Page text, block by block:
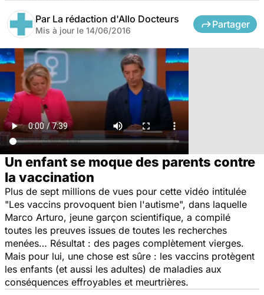
Par La rédaction d'Allo Docteurs
Mis à jour le 14/06/2016
Partager
Un enfant se moque des parents contre
la vaccination
Plus de sept millions de vues pour cette vidéo intitulée
"Les vaccins provoquent bien l'autisme", dans laquelle
Marco Arturo, jeune garçon scientifique, a compilé
toutes les preuves issues de toutes les recherches
menées… Résultat : des pages complètement vierges.
Mais pour lui, une chose est sûre : les vaccins protègent
les enfants (et aussi les adultes) de maladies aux
conséquences effroyables et meurtrières.